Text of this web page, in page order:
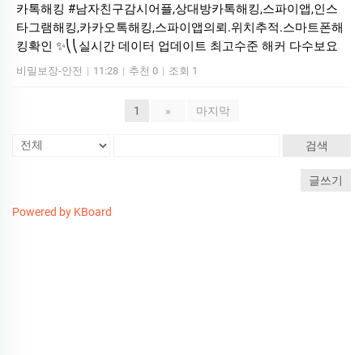
카톡해킹 #남자친구감시어플,상대방카톡해킹,스파이앱,인스
타그램해킹,카카오톡해킹,스파이앱의뢰.위치추적.스마트폰해
킹확인 ✨⎝⎝실시간 데이터 업데이트 최고수준 해커 다수보요
비밀보장-안전 | 11:28 | 추천 0 | 조회 1
1 » 마지막
검색
글쓰기
Powered by KBoard